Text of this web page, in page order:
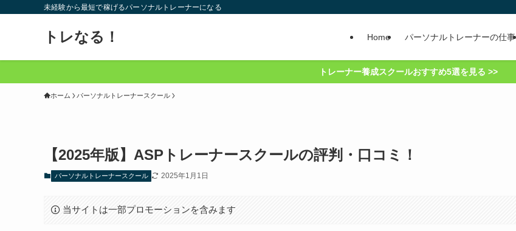
未経験から最短で稼げるパーソナルトレーナーになる
トレなる！ Home パーソナルトレーナーの仕事
トレーナー養成スクールおすすめ5選を見る >>
ホーム パーソナルトレーナースクール
【2025年版】ASPトレーナースクールの評判・口コミ！
パーソナルトレーナースクール 2025年1月1日
当サイトは一部プロモーションを含みます